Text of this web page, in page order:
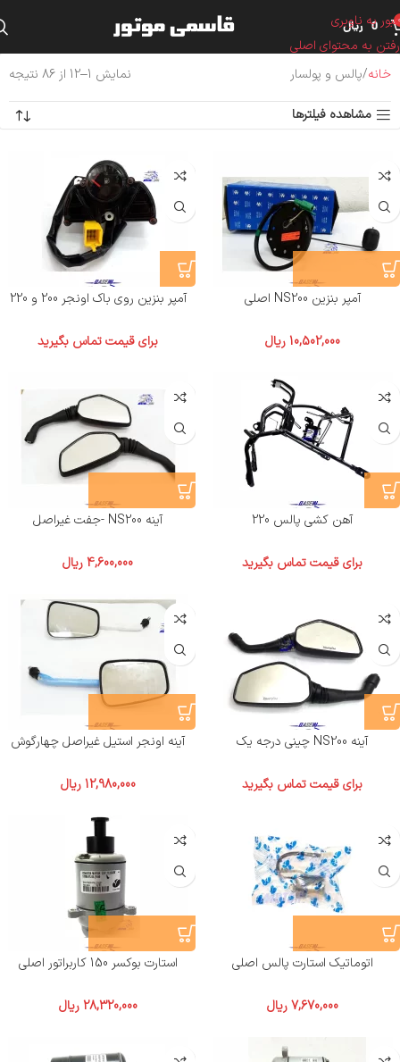
عبور به ناوبری
رفتن به محتوای اصلی
0 ریال
خانه پالس و پولسار نمایش 1–12 از 86 نتیجه
مشاهده فیلترها
آمپر بنزین NS200 اصلی
10,502,000 ریال
آمپر بنزین روی باک اونجر 200 و 220
برای قیمت تماس بگیرید
آهن کشی پالس 220
برای قیمت تماس بگیرید
آینه NS200 -جفت غیراصل
4,600,000ریال
آینه NS200 چینی درجه یک
برای قیمت تماس بگیرید
آینه اونجر استیل غیراصل چهارگوش
12,980,000 ریال
اتوماتیک استارت پالس اصلی
7,670,000 ریال
استارت بوکسر 150 کاربراتور اصلی
28,320,000 ریال